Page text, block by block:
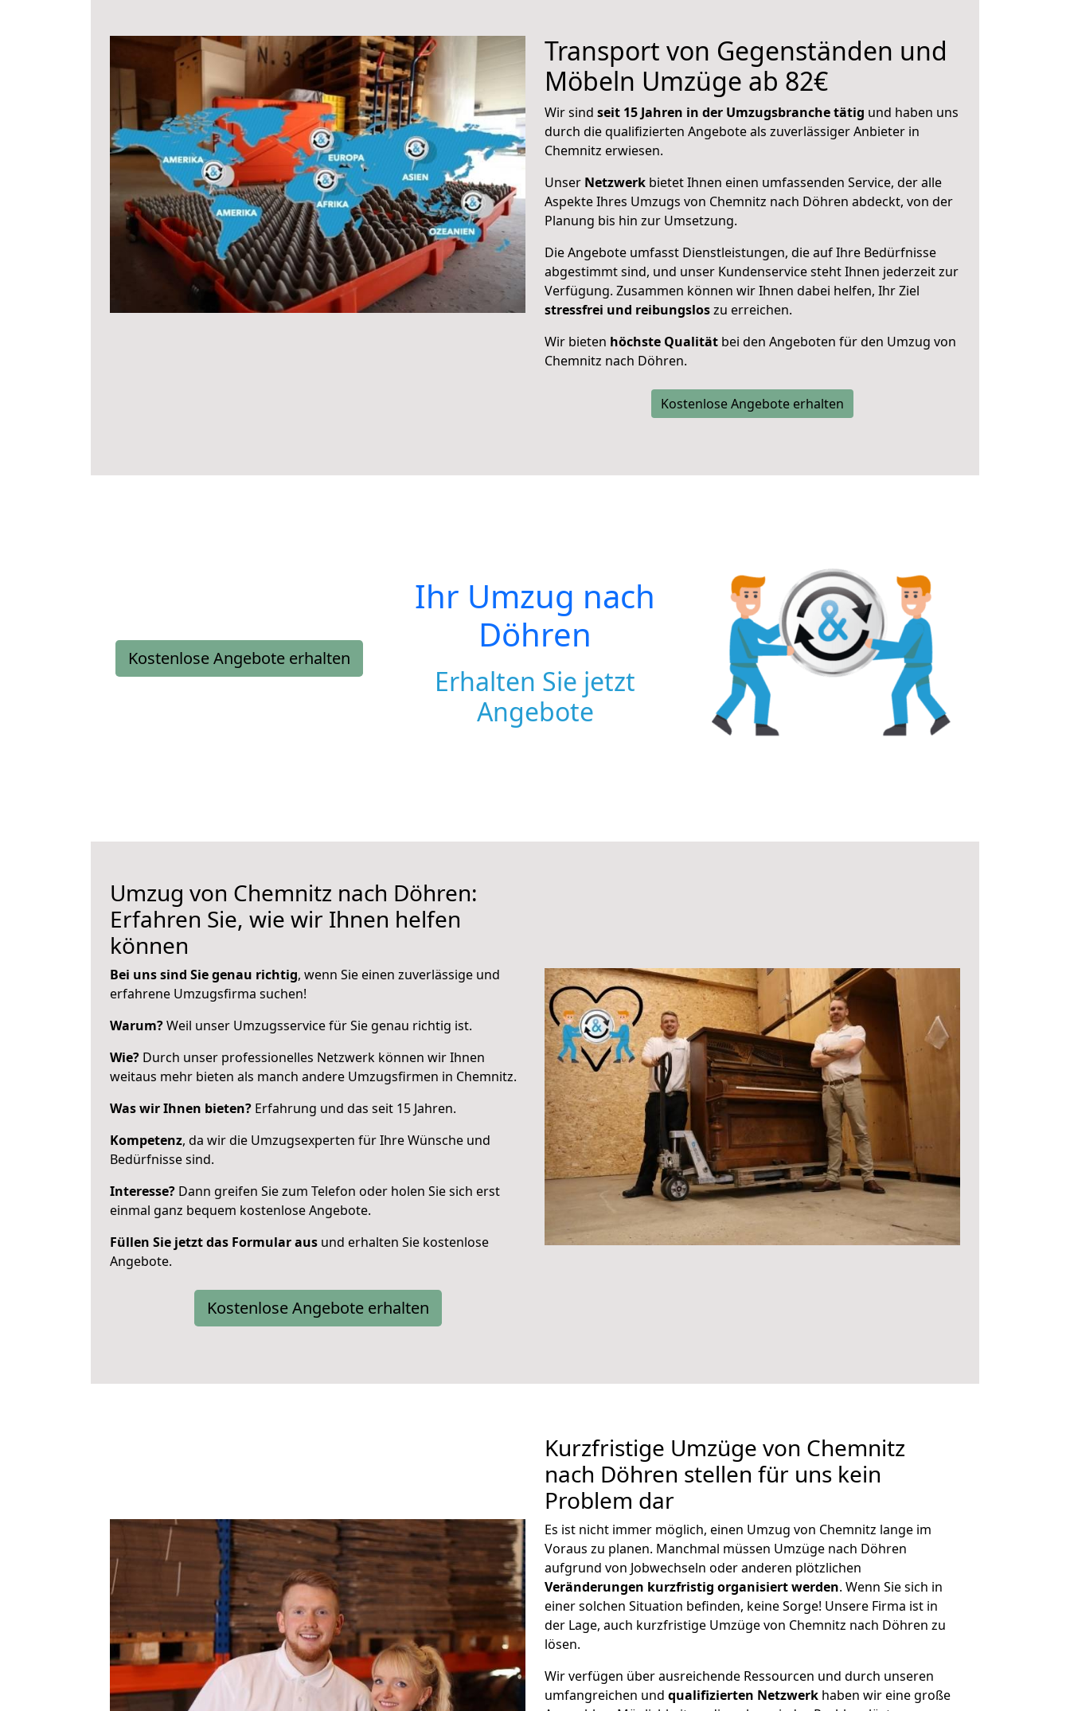
Transport von Gegenständen und
Möbeln Umzüge ab 82€
Wir sind seit 15 Jahren in der Umzugsbranche tätig und haben uns
durch die qualifizierten Angebote als zuverlässiger Anbieter in
Chemnitz erwiesen.
Unser Netzwerk bietet Ihnen einen umfassenden Service, der alle
Aspekte Ihres Umzugs von Chemnitz nach Döhren abdeckt, von der
Planung bis hin zur Umsetzung.
Die Angebote umfasst Dienstleistungen, die auf Ihre Bedürfnisse
abgestimmt sind, und unser Kundenservice steht Ihnen jederzeit zur
Verfügung. Zusammen können wir Ihnen dabei helfen, Ihr Ziel
stressfrei und reibungsloszu erreichen.
Wir bieten höchste Qualität bei den Angeboten für den Umzug von
Chemnitz nach Döhren.
Kostenlose Angebote erhalten
Kostenlose Angebote erhalten
Ihr Umzug nach
Döhren
Erhalten Sie jetzt
Angebote
Umzug von Chemnitz nach Döhren:
Erfahren Sie, wie wir Ihnen helfen
können
Bei uns sind Sie genau richtig, wenn Sie einen zuverlässige und
erfahrene Umzugsfirma suchen!
Warum?Weil unser Umzugsservice für Sie genau richtig ist.
Wie? Durch unser professionelles Netzwerk können wir Ihnen
weitaus mehr bieten als manch andere Umzugsfirmen in Chemnitz.
Was wir Ihnen bieten? Erfahrung und das seit 15 Jahren.
Kompetenz, da wir die Umzugsexperten für Ihre Wünsche und
Bedürfnisse sind.
Interesse? Dann greifen Sie zum Telefon oder holen Sie sich erst
einmal ganz bequem kostenlose Angebote.
Füllen Sie jetzt das Formular aus und erhalten Sie kostenlose
Angebote.
Kostenlose Angebote erhalten
Kurzfristige Umzüge von Chemnitz
nach Döhren stellen für uns kein
Problem dar
Es ist nicht immer möglich, einen Umzug von Chemnitz lange im
Voraus zu planen. Manchmal müssen Umzüge nach Döhren
aufgrund von Jobwechseln oder anderen plötzlichen
Veränderungen kurzfristig organisiert werden. Wenn Sie sich in
einer solchen Situation befinden, keine Sorge! Unsere Firma ist in
der Lage, auch kurzfristige Umzüge von Chemnitz nach Döhren zu
lösen.
Wir verfügen über ausreichende Ressourcen und durch unseren
umfangreichen und qualifizierten Netzwerk haben wir eine große